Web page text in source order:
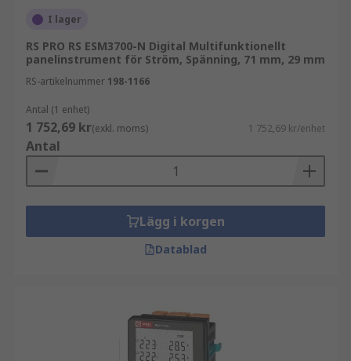
I lager
RS PRO RS ESM3700-N Digital Multifunktionellt
panelinstrument för Ström, Spänning, 71 mm, 29 mm
RS-artikelnummer 198-1166
Antal (1 enhet)
1 752,69 kr(exkl. moms) 1 752,69 kr/enhet
Antal
Lägg i korgen
Datablad